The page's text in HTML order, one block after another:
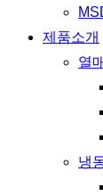
제품소개
열
냉